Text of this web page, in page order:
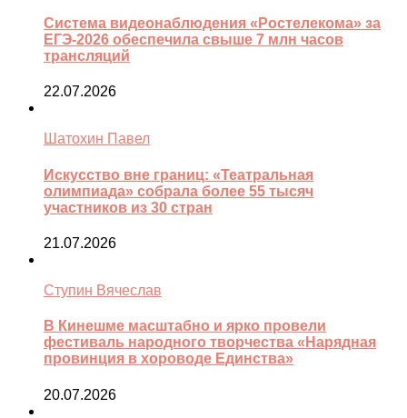
Система видеонаблюдения «Ростелекома» за
ЕГЭ-2026 обеспечила свыше 7 млн часов
трансляций
22.07.2026
Шатохин Павел
Искусство вне границ: «Театральная
олимпиада» собрала более 55 тысяч
участников из 30 стран
21.07.2026
Ступин Вячеслав
В Кинешме масштабно и ярко провели
фестиваль народного творчества «Нарядная
провинция в хороводе Единства»
20.07.2026